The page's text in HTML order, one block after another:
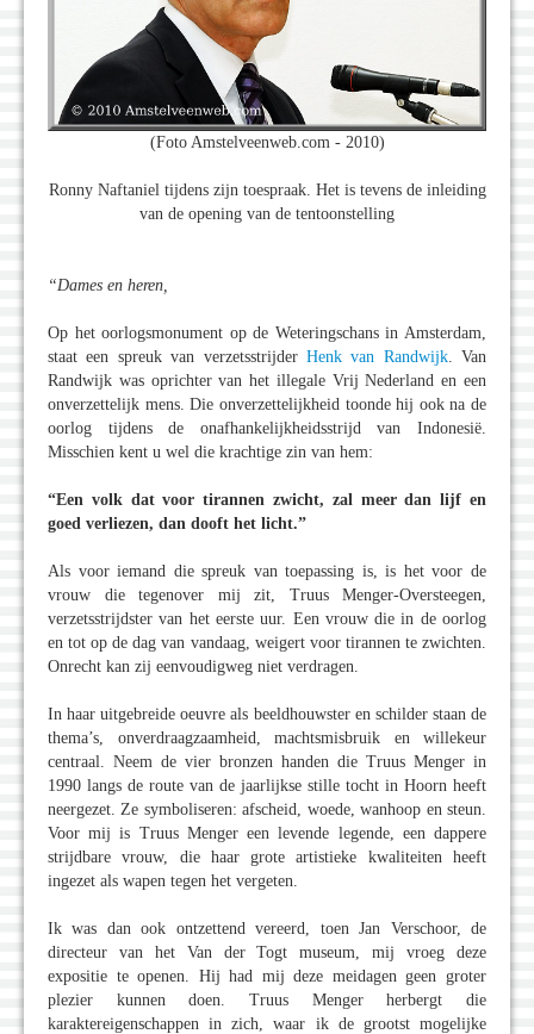
(Foto Amstelveenweb.com - 2010)
Ronny Naftaniel tijdens zijn toespraak. Het is tevens de inleiding
van de opening van de tentoonstelling
“Dames en heren,
Op het oorlogsmonument op de Weteringschans in Amsterdam,
staat een spreuk van verzetsstrijder Henk van Randwijk. Van
Randwijk was oprichter van het illegale Vrij Nederland en een
onverzettelijk mens. Die onverzettelijkheid toonde hij ook na de
oorlog tijdens de onafhankelijkheidsstrijd van Indonesië.
Misschien kent u wel die krachtige zin van hem:
“Een volk dat voor tirannen zwicht, zal meer dan lijf en
goed verliezen, dan dooft het licht.”
Als voor iemand die spreuk van toepassing is, is het voor de
vrouw die tegenover mij zit, Truus Menger-Oversteegen,
verzetsstrijdster van het eerste uur. Een vrouw die in de oorlog
en tot op de dag van vandaag, weigert voor tirannen te zwichten.
Onrecht kan zij eenvoudigweg niet verdragen.
In haar uitgebreide oeuvre als beeldhouwster en schilder staan de
thema’s, onverdraagzaamheid, machtsmisbruik en willekeur
centraal. Neem de vier bronzen handen die Truus Menger in
1990 langs de route van de jaarlijkse stille tocht in Hoorn heeft
neergezet. Ze symboliseren: afscheid, woede, wanhoop en steun.
Voor mij is Truus Menger een levende legende, een dappere
strijdbare vrouw, die haar grote artistieke kwaliteiten heeft
ingezet als wapen tegen het vergeten.
Ik was dan ook ontzettend vereerd, toen Jan Verschoor, de
directeur van het Van der Togt museum, mij vroeg deze
expositie te openen. Hij had mij deze meidagen geen groter
plezier kunnen doen. Truus Menger herbergt die
karaktereigenschappen in zich, waar ik de grootst mogelijke